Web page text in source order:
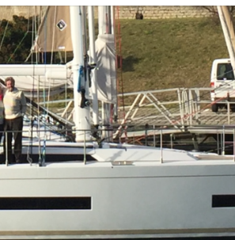
SY-
LE SITE DE
NOTRE
PROJET DE
SUR GAIA